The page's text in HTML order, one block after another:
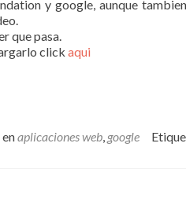
y google, aunque
que pasa.
click aqui
aplicaciones web, google